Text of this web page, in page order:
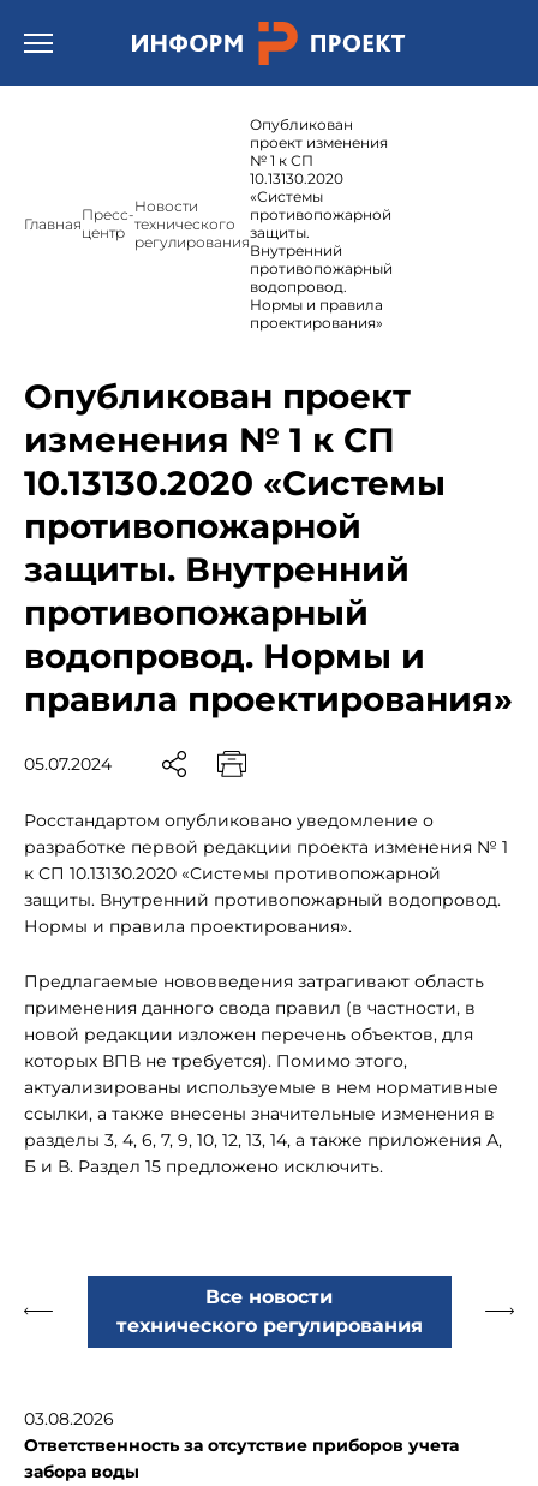
Открыть бургер меню.
ГлавнаяПресс-
центр
Новости
технического
регулирования
Опубликован
проект изменения
№ 1 к СП
10.13130.2020
«Системы
противопожарной
защиты.
Внутренний
противопожарный
водопровод.
Нормы и правила
проектирования»
Опубликован проект
изменения № 1 к СП
10.13130.2020 «Системы
противопожарной
защиты. Внутренний
противопожарный
водопровод. Нормы и
правила проектирования»
05.07.2024
Росстандартом опубликовано уведомление о
разработке первой редакции проекта изменения № 1
к СП 10.13130.2020 «Системы противопожарной
защиты. Внутренний противопожарный водопровод.
Нормы и правила проектирования».
Предлагаемые нововведения затрагивают область
применения данного свода правил (в частности, в
новой редакции изложен перечень объектов, для
которых ВПВ не требуется). Помимо этого,
актуализированы используемые в нем нормативные
ссылки, а также внесены значительные изменения в
разделы 3, 4, 6, 7, 9, 10, 12, 13, 14, а также приложения А,
Б и В. Раздел 15 предложено исключить.
Все новости
технического регулирования
03.08.2026
Ответственность за отсутствие приборов учета
забора воды